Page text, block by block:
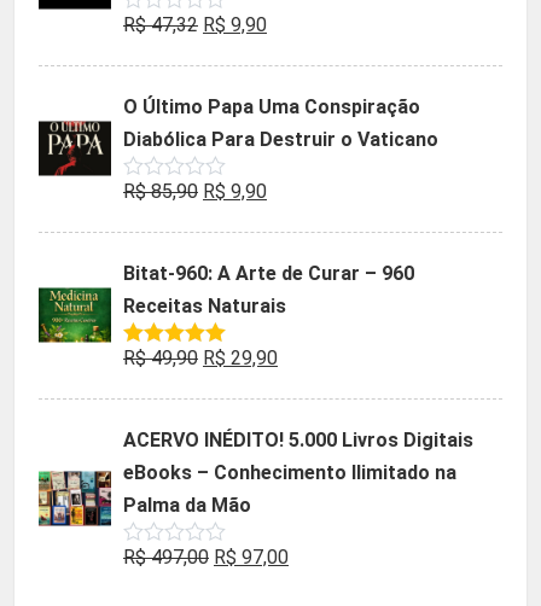
Avaliação
de
R$47,32 O
era:
R$ 47,32.
R$ 9,90O
é:
R$ 9,90.
O Último Papa Uma Conspiração
Diabólica Para Destruir o Vaticano
Avaliação
de
R$85,90 O
era:
R$ 85,90.
R$ 9,90O
é:
R$ 9,90.
Bitat-960: A Arte de Curar – 960
Receitas Naturais
Avaliação
R$49,90 O
era:
R$ 49,90.
R$ 29,90O
é:
R$ 29,90.
ACERVO INÉDITO! 5.000 Livros Digitais
eBooks – Conhecimento Ilimitado na
Palma da Mão
Avaliação
R$497,00 O
R$ 97,00O